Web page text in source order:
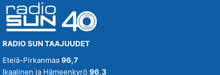
RADIO SUN TAAJUUDET
Etelä-Pirkanmaa 96,7
Ikaalinen ja Hämeenkyrö 96,3